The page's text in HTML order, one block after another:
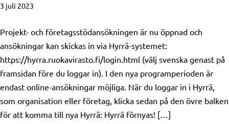
3 juli 2023
Projekt- och företagsstödansökningen är nu öppnad och
ansökningar kan skickas in via Hyrrä-systemet:
https://hyrra.ruokavirasto.fi/login.html (välj svenska genast på
framsidan före du loggar in). I den nya programperioden är
endast online-ansökningar möjliga. När du loggar in i Hyrrä,
som organisation eller företag, klicka sedan på den övre balken
för att komma till nya Hyrrä: Hyrrä förnyas! […]